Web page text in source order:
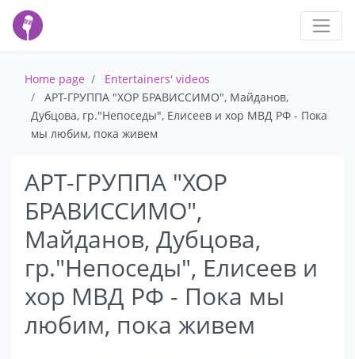
Home page
Entertainers' videos
АРТ-ГРУППА "ХОР БРАВИССИМО", Майданов,
Дубцова, гр."Непоседы", Елисеев и хор МВД РФ - Пока
мы любим, пока живем
АРТ-ГРУППА "ХОР
БРАВИССИМО",
Майданов, Дубцова,
гр."Непоседы", Елисеев и
хор МВД РФ - Пока мы
любим, пока живем